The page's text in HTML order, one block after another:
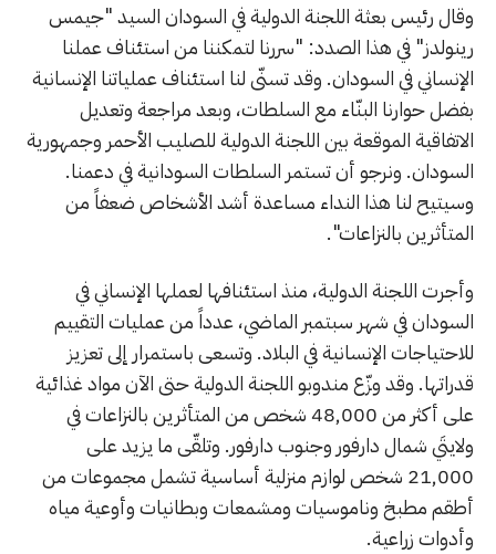
وقال رئيس بعثة اللجنة الدولية في السودان السيد "جيمس
رينولدز" في هذا الصدد: "سررنا لتمكننا من استئناف عملنا
الإنساني في السودان. وقد تسنّى لنا استئناف عملياتنا الإنسانية
بفضل حوارنا البنّاء مع السلطات، وبعد مراجعة وتعديل
الاتفاقية الموقعة بين اللجنة الدولية للصليب الأحمر وجمهورية
السودان. ونرجو أن تستمر السلطات السودانية في دعمنا.
وسيتيح لنا هذا النداء مساعدة أشد الأشخاص ضعفاً من
المتأثرين بالنزاعات".
وأجرت اللجنة الدولية، منذ استئنافها لعملها الإنساني في
السودان في شهر سبتمبر الماضي، عدداً من عمليات التقييم
للاحتياجات الإنسانية في البلاد. وتسعى باستمرار إلى تعزيز
قدراتها. وقد وزّع مندوبو اللجنة الدولية حتى الآن مواد غذائية
على أكثر من 48,000 شخص من المتأثرين بالنزاعات في
ولايتَي شمال دارفور وجنوب دارفور. وتلقّى ما يزيد على
21,000 شخص لوازم منزلية أساسية تشمل مجموعات من
أطقم مطبخ وناموسيات ومشمعات وبطانيات وأوعية مياه
وأدوات زراعية.